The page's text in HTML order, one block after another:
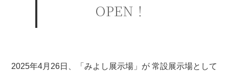
OPEN！
2025年4月26日、「みよし展示場」が 常設展示場として